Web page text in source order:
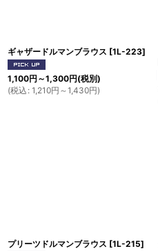
ギャザードルマンブラウス [1L-223]
1,100円 ～1,300円(税別)
(税込 : 1,210円 ～1,430円)
プリーツドルマンブラウス [1L-215]